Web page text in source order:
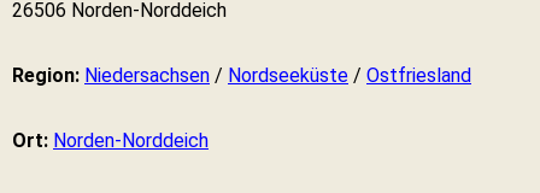
26506 Norden-Norddeich
Region: Niedersachsen / Nordseeküste / Ostfriesland
Ort: Norden-Norddeich